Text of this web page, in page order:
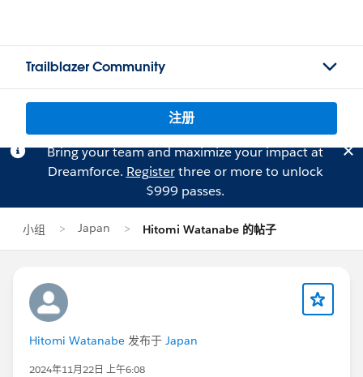
Trailblazer Community
注册
Bring your team and maximize your impact at
Dreamforce. Registerthree or more to unlock
$999 passes.
小组 Japan Hitomi Watanabe 的帖子
Hitomi Watanabe 发布于 Japan
2024年11月22日 上午6:08